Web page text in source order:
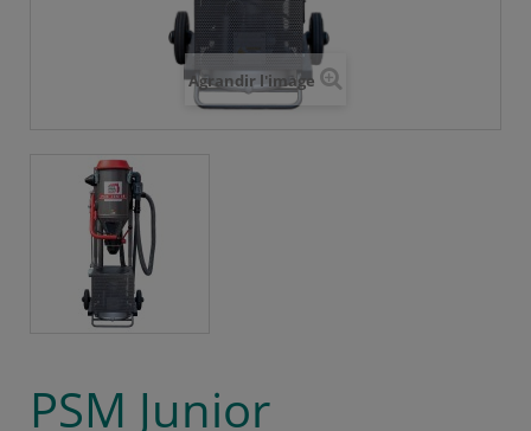
Agrandir l'image
PSM Junior